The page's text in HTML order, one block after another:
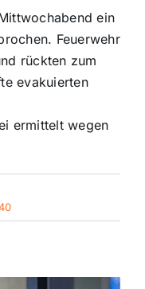
ein
Feuerwehr
rückten zum
evakuierten
ermittelt wegen